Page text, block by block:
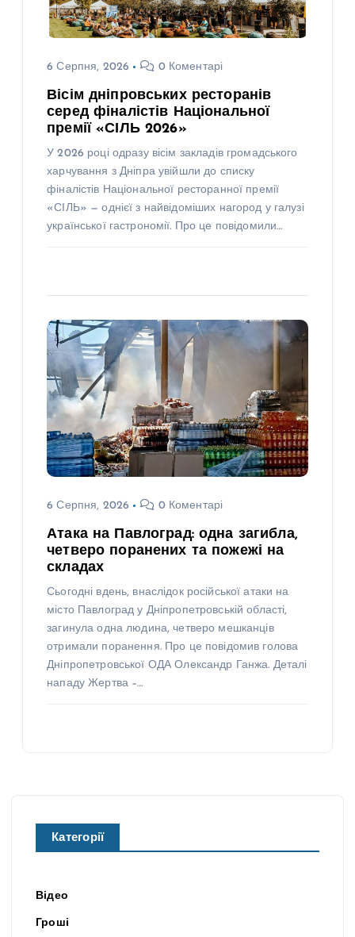
6 Серпня, 2026 0 Коментарі
Вісім дніпровських ресторанів
серед фіналістів Національної
премії «СІЛЬ 2026»
У 2026 році одразу вісім закладів громадського
харчування з Дніпра увійшли до списку
фіналістів Національної ресторанної премії
«СІЛЬ» — однієї з найвідоміших нагород у галузі
української гастрономії. Про це повідомили…
6 Серпня, 2026 0 Коментарі
Атака на Павлоград: одна загибла,
четверо поранених та пожежі на
складах
Сьогодні вдень, внаслідок російської атаки на
місто Павлоград у Дніпропетровській області,
загинула одна людина, четверо мешканців
отримали поранення. Про це повідомив голова
Дніпропетровської ОДА Олександр Ганжа. Деталі
нападу Жертва –…
Категорії
Відео
Гроші